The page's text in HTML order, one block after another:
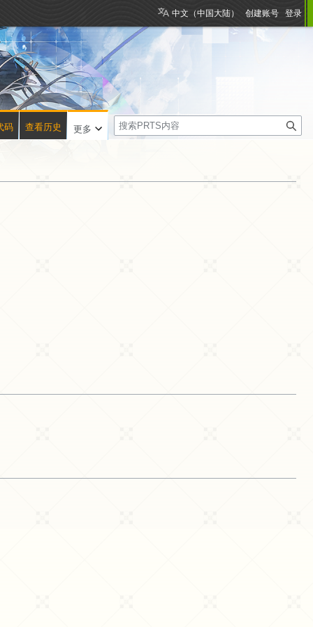
中文（中国大陆） 创建账号 登录
码 查看历史 更多
搜
索